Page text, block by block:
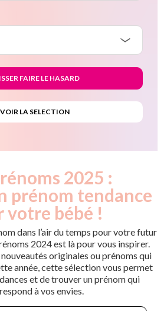
2025 :
prénom tendance
votre bébé !
dans l’air du temps pour votre futur
2024 est là pour vous inspirer.
originales ou prénoms qui
année, cette sélection vous permet
et de trouver un prénom qui
à vos envies.